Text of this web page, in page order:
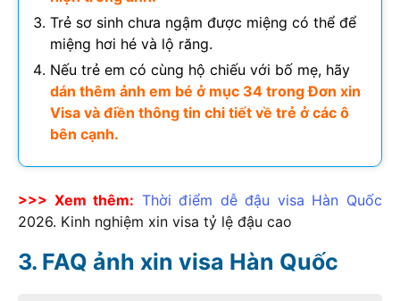
Trẻ sơ sinh chưa ngậm được miệng có thể để
miệng hơi hé và lộ răng.
Nếu trẻ em có cùng hộ chiếu với bố mẹ, hãy
dán thêm ảnh em bé ở mục 34 trong Đơn xin
Visa và điền thông tin chi tiết về trẻ ở các ô
bên cạnh.
>>> Xem thêm: Thời điểm dễ đậu visa Hàn Quốc
2026. Kinh nghiệm xin visa tỷ lệ đậu cao
FAQ ảnh xin visa Hàn Quốc